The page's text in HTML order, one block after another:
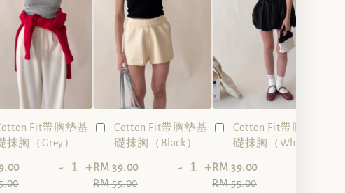
Fit帶胸墊基
抹胸（Grey）
- +
Cotton Fit帶胸墊基
礎抹胸（Black）
RM 39.00
RM 55.00
- +
Cotton Fit帶胸墊基
礎抹胸（White）
RM 39.00
RM 55.00